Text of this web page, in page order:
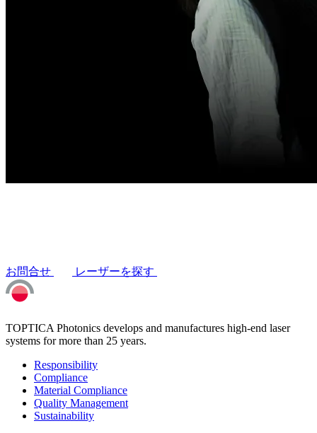
お問合せ レーザーを探す
TOPTICA Photonics develops and manufactures high-end laser
systems for more than 25 years.
Responsibility
Compliance
Material Compliance
Quality Management
Sustainability